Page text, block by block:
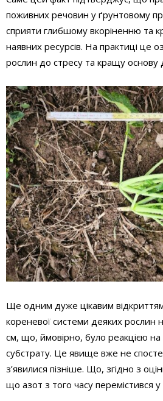
поживних речовин у ґрунтовому
сприяти глибшому вкоріненню та
наявних ресурсів. На практиці це
рослин до стресу та кращу основу
Ще одним дуже цікавим
кореневої системи деяких рослин
см, що, ймовірно, було реакцією на
субстрату. Це явище вже не
з’явилися пізніше. Що, згідно з
що азот з того часу перемістився